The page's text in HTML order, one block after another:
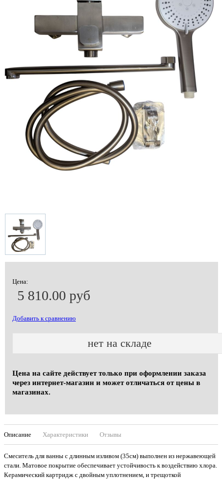
Цена:
5 810.00 руб
Добавить к сравнению
нет на складе
Цена на сайте действует только при оформлении заказа
через интернет-магазин и может отличаться от цены в
магазинах.
Описание Характеристики Отзывы
Смеситель для ванны с длинным изливом (35см) выполнен из нержавеющей
стали. Матовое покрытие обеспечивает устойчивость к воздействию хлора.
Керамический картридж с двойным уплотнением, и трещоткой